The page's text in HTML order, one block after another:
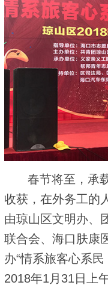
春节将至，承
收获，在外务工的
由琼山区文明办、
联合会、海口肤康
办“情系旅客心系
2018年1月31日上